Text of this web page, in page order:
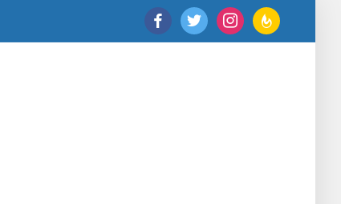
facebooktwitter instagramfeedburner